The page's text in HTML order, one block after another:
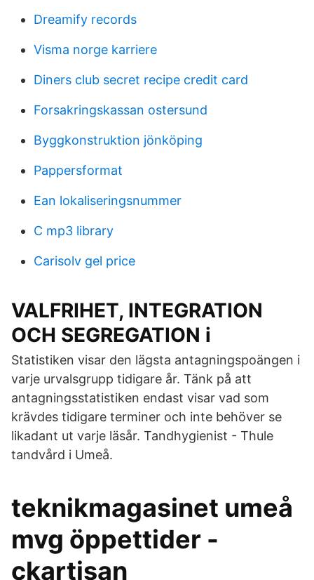
Dreamify records
Visma norge karriere
Diners club secret recipe credit card
Forsakringskassan ostersund
Byggkonstruktion jönköping
Pappersformat
Ean lokaliseringsnummer
C mp3 library
Carisolv gel price
VALFRIHET, INTEGRATION
OCH SEGREGATION i
Statistiken visar den lägsta antagningspoängen i
varje urvalsgrupp tidigare år. Tänk på att
antagningsstatistiken endast visar vad som
krävdes tidigare terminer och inte behöver se
likadant ut varje läsår. Tandhygienist - Thule
tandvård i Umeå.
teknikmagasinet umeå
mvg öppettider -
ckartisan